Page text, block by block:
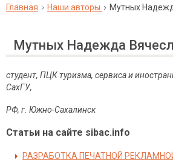
Главная Наши авторы Мутных
Мутных Надежда
студент, ПЦК туризма, сервиса и
СахГУ,
РФ, г. Южно-Сахалинск
Статьи на сайте sibac.info
РАЗРАБОТКА ПЕЧАТНОЙ